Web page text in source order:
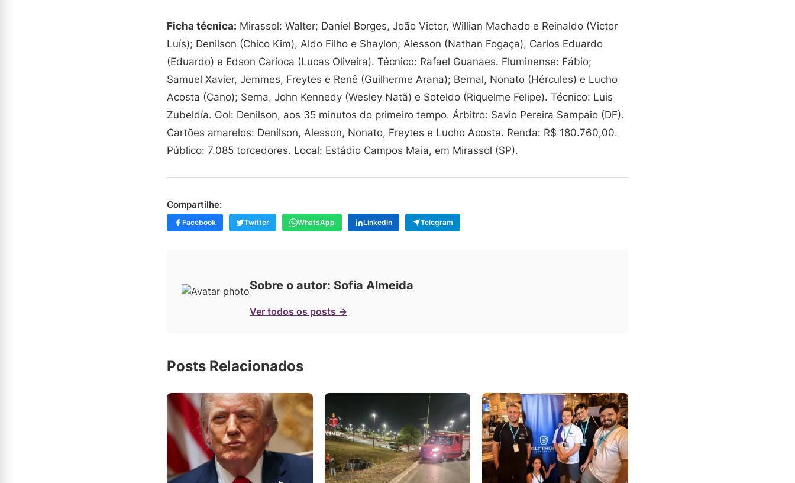
Ficha técnica: Mirassol: Walter; Daniel Borges, João Victor, Willian Machado e Reinaldo (Victor
Luís); Denilson (Chico Kim), Aldo Filho e Shaylon; Alesson (Nathan Fogaça), Carlos Eduardo
(Eduardo) e Edson Carioca (Lucas Oliveira). Técnico: Rafael Guanaes. Fluminense: Fábio;
Samuel Xavier, Jemmes, Freytes e Renê (Guilherme Arana); Bernal, Nonato (Hércules) e Lucho
Acosta (Cano); Serna, John Kennedy (Wesley Natã) e Soteldo (Riquelme Felipe). Técnico: Luis
Zubeldía. Gol: Denilson, aos 35 minutos do primeiro tempo. Árbitro: Savio Pereira Sampaio (DF).
Cartões amarelos: Denilson, Alesson, Nonato, Freytes e Lucho Acosta. Renda: R$ 180.760,00.
Público: 7.085 torcedores. Local: Estádio Campos Maia, em Mirassol (SP).
Compartilhe:
Facebook Twitter WhatsApp LinkedIn Telegram
Sobre o autor: Sofia Almeida
Ver todos os posts →
Posts Relacionados